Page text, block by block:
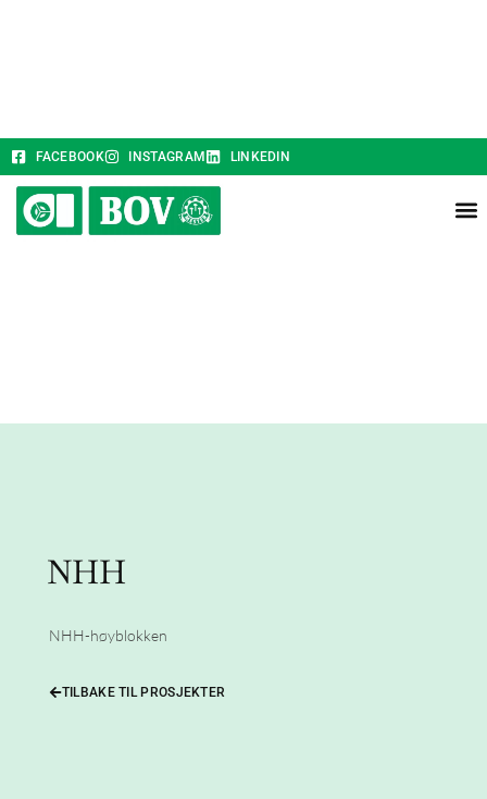
FACEBOOK INSTAGRAM LINKEDIN
NHH
NHH-høyblokken
TILBAKE TIL PROSJEKTER